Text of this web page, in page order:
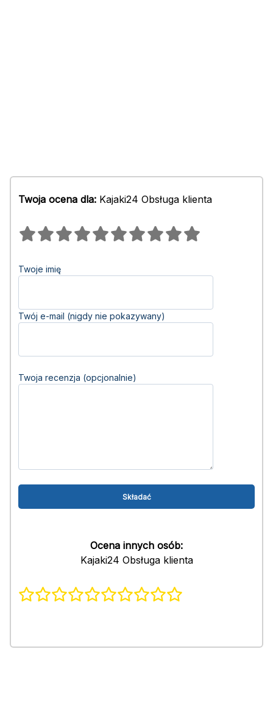
Twoja ocena dla: Kajaki24 Obsługa klienta
Twoje imię
Twój e-mail (nigdy nie pokazywany)
Twoja recenzja (opcjonalnie)
Ocena innych osób:
Kajaki24 Obsługa klienta